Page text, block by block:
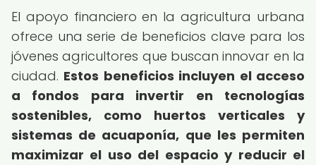
El apoyo financiero en la agricultura urbana
ofrece una serie de beneficios clave para los
jóvenes agricultores que buscan innovar en la
ciudad. Estos beneficios incluyen el acceso
a fondos para invertir en tecnologías
sostenibles, como huertos verticales y
sistemas de acuaponía, que les permiten
maximizar el uso del espacio y reducir el